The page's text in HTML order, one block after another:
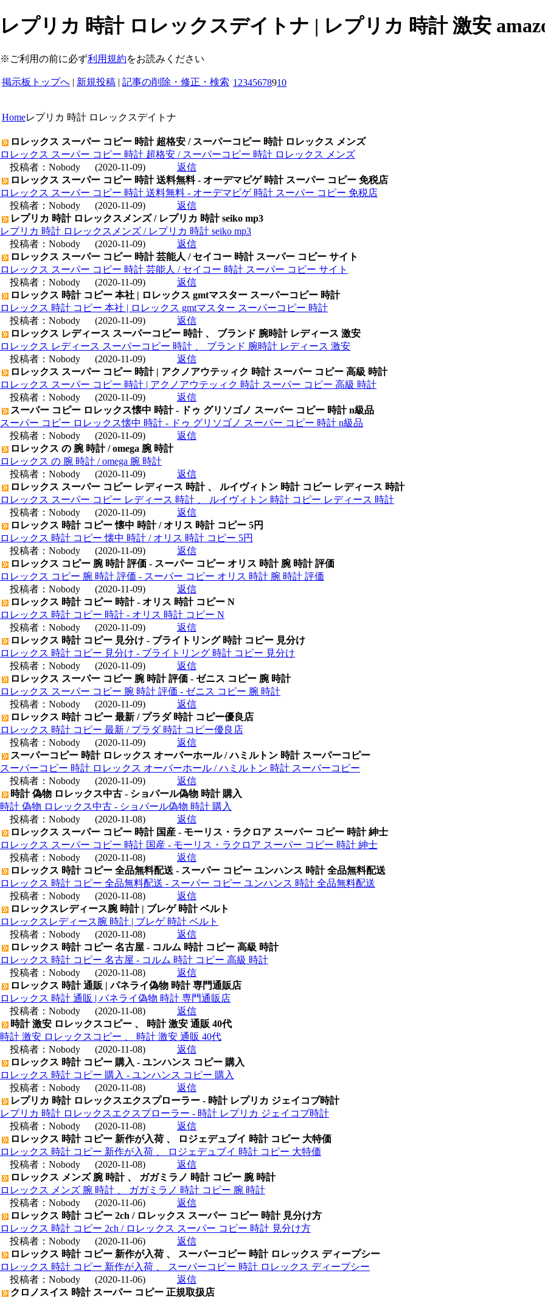
レプリカ 時計 ロレックスデイトナ | レプリカ 時計 激安
※ご利用の前に必ず利用規約をお読みください
掲示板トップへ | 新規投稿 | 記事の削除・修正・検索 1 2345678910
Homeレプリカ 時計 ロレックスデイトナ
ロレックス スーパー コピー 時計 超格安 / スーパーコピー 時計 ロレックス メンズ
ロレックス スーパー コピー 時計 超格安 / スーパーコピー 時計 ロレックス メンズ
投稿者： Nobody (2020-11-09)
返信
ロレックス スーパー コピー 時計 送料無料 - オーデマピゲ 時計 スーパー コピー 免税店
ロレックス スーパー コピー 時計 送料無料 - オーデマピゲ 時計 スーパー コピー 免税店
投稿者： Nobody (2020-11-09)
返信
レプリカ 時計 ロレックスメンズ / レプリカ 時計 seiko mp3
レプリカ 時計 ロレックスメンズ / レプリカ 時計 seiko mp3
投稿者： Nobody (2020-11-09)
返信
ロレックス スーパー コピー 時計 芸能人 / セイコー 時計 スーパー コピー サイト
ロレックス スーパー コピー 時計 芸能人 / セイコー 時計 スーパー コピー サイト
投稿者： Nobody (2020-11-09)
返信
ロレックス 時計 コピー 本社 | ロレックス gmtマスター スーパーコピー 時計
ロレックス 時計 コピー 本社 | ロレックス gmtマスター スーパーコピー 時計
投稿者： Nobody (2020-11-09)
返信
ロレックス レディース スーパーコピー 時計 、 ブランド 腕時計 レディース 激安
ロレックス レディース スーパーコピー 時計 、 ブランド 腕時計 レディース 激安
投稿者： Nobody (2020-11-09)
返信
ロレックス スーパー コピー 時計 | アクノアウテッィク 時計 スーパー コピー 高級 時計
ロレックス スーパー コピー 時計 | アクノアウテッィク 時計 スーパー コピー 高級 時計
投稿者： Nobody (2020-11-09)
返信
スーパー コピー ロレックス懐中 時計 - ドゥ グリソゴノ スーパー コピー 時計 n級品
スーパー コピー ロレックス懐中 時計 - ドゥ グリソゴノ スーパー コピー 時計 n級品
投稿者： Nobody (2020-11-09)
返信
ロレックス の 腕 時計 / omega 腕 時計
ロレックス の 腕 時計 / omega 腕 時計
投稿者： Nobody (2020-11-09)
返信
ロレックス スーパー コピー レディース 時計 、 ルイヴィトン 時計 コピー レディース 時計
ロレックス スーパー コピー レディース 時計 、 ルイヴィトン 時計 コピー レディース 時計
投稿者： Nobody (2020-11-09)
返信
ロレックス 時計 コピー 懐中 時計 / オリス 時計 コピー 5円
ロレックス 時計 コピー 懐中 時計 / オリス 時計 コピー 5円
投稿者： Nobody (2020-11-09)
返信
ロレックス コピー 腕 時計 評価 - スーパー コピー オリス 時計 腕 時計 評価
ロレックス コピー 腕 時計 評価 - スーパー コピー オリス 時計 腕 時計 評価
投稿者： Nobody (2020-11-09)
返信
ロレックス 時計 コピー 時計 - オリス 時計 コピー N
ロレックス 時計 コピー 時計 - オリス 時計 コピー N
投稿者： Nobody (2020-11-09)
返信
ロレックス 時計 コピー 見分け - ブライトリング 時計 コピー 見分け
ロレックス 時計 コピー 見分け - ブライトリング 時計 コピー 見分け
投稿者： Nobody (2020-11-09)
返信
ロレックス スーパー コピー 腕 時計 評価 - ゼニス コピー 腕 時計
ロレックス スーパー コピー 腕 時計 評価 - ゼニス コピー 腕 時計
投稿者： Nobody (2020-11-09)
返信
ロレックス 時計 コピー 最新 / プラダ 時計 コピー優良店
ロレックス 時計 コピー 最新 / プラダ 時計 コピー優良店
投稿者： Nobody (2020-11-09)
返信
スーパーコピー 時計 ロレックス オーバーホール / ハミルトン 時計 スーパーコピー
スーパーコピー 時計 ロレックス オーバーホール / ハミルトン 時計 スーパーコピー
投稿者： Nobody (2020-11-09)
返信
時計 偽物 ロレックス中古 - ショパール偽物 時計 購入
時計 偽物 ロレックス中古 - ショパール偽物 時計 購入
投稿者： Nobody (2020-11-08)
返信
ロレックス スーパー コピー 時計 国産 - モーリス・ラクロア スーパー コピー 時計 紳士
ロレックス スーパー コピー 時計 国産 - モーリス・ラクロア スーパー コピー 時計 紳士
投稿者： Nobody (2020-11-08)
返信
ロレックス 時計 コピー 全品無料配送 - スーパー コピー ユンハンス 時計 全品無料配送
ロレックス 時計 コピー 全品無料配送 - スーパー コピー ユンハンス 時計 全品無料配送
投稿者： Nobody (2020-11-08)
返信
ロレックスレディース腕 時計 | ブレゲ 時計 ベルト
ロレックスレディース腕 時計 | ブレゲ 時計 ベルト
投稿者： Nobody (2020-11-08)
返信
ロレックス 時計 コピー 名古屋 - コルム 時計 コピー 高級 時計
ロレックス 時計 コピー 名古屋 - コルム 時計 コピー 高級 時計
投稿者： Nobody (2020-11-08)
返信
ロレックス 時計 通販 | パネライ偽物 時計 専門通販店
ロレックス 時計 通販 | パネライ偽物 時計 専門通販店
投稿者： Nobody (2020-11-08)
返信
時計 激安 ロレックスコピー 、 時計 激安 通販 40代
時計 激安 ロレックスコピー 、 時計 激安 通販 40代
投稿者： Nobody (2020-11-08)
返信
ロレックス 時計 コピー 購入 - ユンハンス コピー 購入
ロレックス 時計 コピー 購入 - ユンハンス コピー 購入
投稿者： Nobody (2020-11-08)
返信
レプリカ 時計 ロレックスエクスプローラー - 時計 レプリカ ジェイコブ時計
レプリカ 時計 ロレックスエクスプローラー - 時計 レプリカ ジェイコブ時計
投稿者： Nobody (2020-11-08)
返信
ロレックス 時計 コピー 新作が入荷 、 ロジェデュブイ 時計 コピー 大特価
ロレックス 時計 コピー 新作が入荷 、 ロジェデュブイ 時計 コピー 大特価
投稿者： Nobody (2020-11-08)
返信
ロレックス メンズ 腕 時計 、 ガガミラノ 時計 コピー 腕 時計
ロレックス メンズ 腕 時計 、 ガガミラノ 時計 コピー 腕 時計
投稿者： Nobody (2020-11-06)
返信
ロレックス 時計 コピー 2ch / ロレックス スーパー コピー 時計 見分け方
ロレックス 時計 コピー 2ch / ロレックス スーパー コピー 時計 見分け方
投稿者： Nobody (2020-11-06)
返信
ロレックス 時計 コピー 新作が入荷 、 スーパーコピー 時計 ロレックス ディープシー
ロレックス 時計 コピー 新作が入荷 、 スーパーコピー 時計 ロレックス ディープシー
投稿者： Nobody (2020-11-06)
返信
クロノスイス 時計 スーパー コピー 正規取扱店